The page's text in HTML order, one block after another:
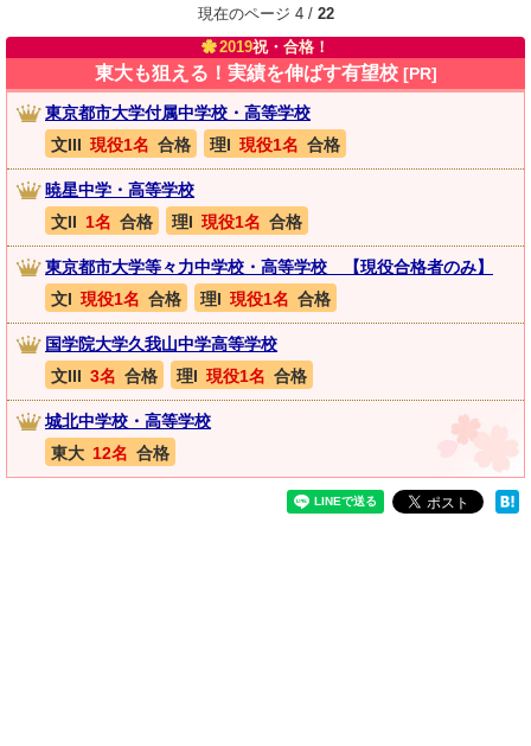
現在のページ 4 / 22
2019祝・合格！
東大も狙える！実績を伸ばす有望校 [PR]
東京都市大学付属中学校・高等学校
文III 現役1名 合格 理I 現役1名 合格
暁星中学・高等学校
文II 1名 合格 理I 現役1名 合格
東京都市大学等々力中学校・高等学校 【現役合格者のみ】
文I 現役1名 合格 理I 現役1名 合格
国学院大学久我山中学高等学校
文III 3名 合格 理I 現役1名 合格
城北中学校・高等学校
東大 12名 合格